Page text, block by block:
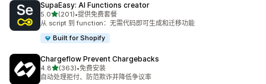
SupaEasy: AI Functions creator
5.0星（满分 5 星）
(201)
总共 201 条评论
•提供免费套餐
从 script 到 function：无需代码即可生成和迁移功能
Built for Shopify
Chargeflow Prevent Chargebacks
4.8星（满分 5 星）
(363)
总共 363 条评论
•免费安装
自动处理拒付、防范欺诈并降低争议率